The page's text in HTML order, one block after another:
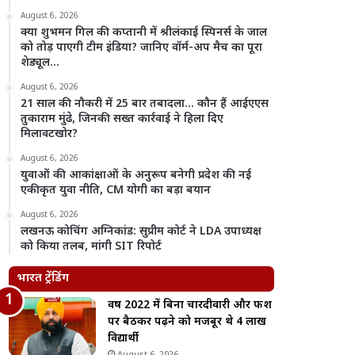
August 6, 2026
क्या शुभमन गिल की कप्तानी में श्रीलंकाई स्पिनर्स के जाल
को तोड़ पाएगी टीम इंडिया? जानिए वॉर्म-अप मैच का पूरा
शेड्यूल…
August 6, 2026
21 साल की नौकरी में 25 बार तबादला… कौन हैं आईएएस
तुकाराम मुंढे, जिनकी सख्त कार्रवाई ने हिला दिए
मिलावटखोर?
August 6, 2026
युवाओं की आकांक्षाओं के अनुरूप बनेगी प्रदेश की नई
एकीकृत युवा नीति, CM योगी का बड़ा बयान
August 6, 2026
लखनऊ कोचिंग अग्निकांड: सुप्रीम कोर्ट ने LDA उपाध्यक्ष
को किया तलब, मांगी SIT रिपोर्ट
भारत ट्रेंडिंग
वर्ष 2022 में बिना चारदीवारी और फर्श
पर बैठकर पढ़ने को मजबूर थे 4 लाख
विद्यार्थी